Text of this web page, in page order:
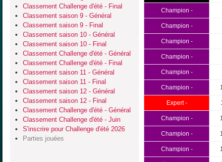
Classement Challenge d'été - Final
Classement saison 9 - Général
Classement saison 9 - Final
Classement saison 10 - Général
Classement saison 10 - Final
Classement Challenge d'été - Général
Classement Challenge d'été - Final
Classement saison 11 - Général
Classement saison 11 - Final
Classement saison 12 - Général
Classement saison 12 - Final
Classement Challenge d'été - Général
Classement Challenge d'été - Juin
S'inscrire pour Challenge d'été 2026
Parties jouées
Champion -
Champion -
Champion -
Champion -
Champion -
Champion -
Expert -
Champion -
Champion -
Champion -